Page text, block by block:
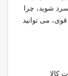
شوید، چرا
می توانید